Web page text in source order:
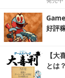
好評
【
とは